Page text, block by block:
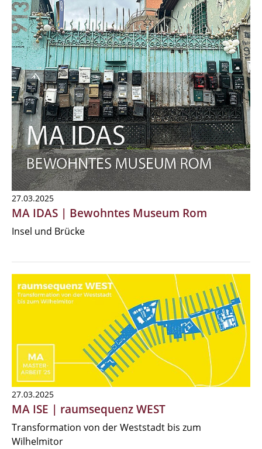
27.03.2025
MA IDAS | Bewohntes Museum Rom
Insel und Brücke
27.03.2025
MA ISE | raumsequenz WEST
Transformation von der Weststadt bis zum
Wilhelmitor